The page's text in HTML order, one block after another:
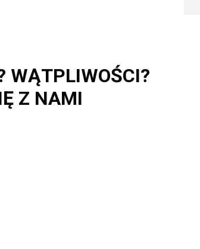
WĄTPLIWOŚCI?
Z NAMI